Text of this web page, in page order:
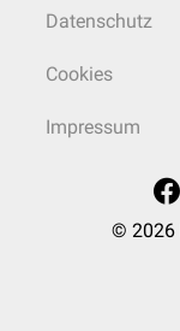
Datenschutz
Cookies
Impressum
© 2026